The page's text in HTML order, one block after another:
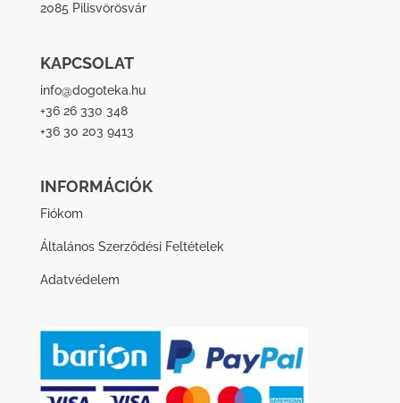
2085 Pilisvörösvár
KAPCSOLAT
info@dogoteka.hu
+36 26 330 348
+36 30 203 9413
INFORMÁCIÓK
Fiókom
Általános Szerződési Feltételek
Adatvédelem